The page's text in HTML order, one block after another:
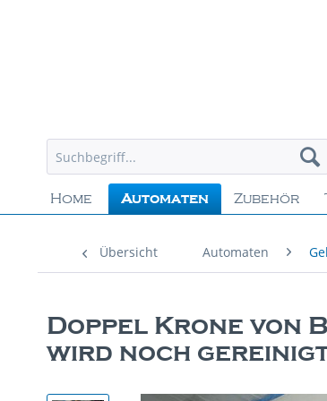
Home Automaten Zubehör
Übersicht Automaten
Doppel Krone von
wird noch